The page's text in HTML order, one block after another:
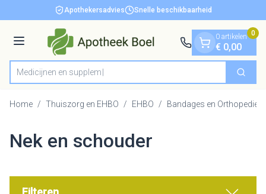
Ga naar de inhoudApothekersadvies Snelle beschikbaarheid
Menu
Product, merk, categorie...
Me Zoek
0 artikelen
€ 0,00
0
Home / Thuiszorg en EHBO / EHBO / Bandages en Orthopedie
Nek en schouder